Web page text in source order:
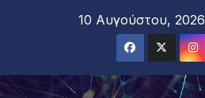
10 Αυγούστου, 2026